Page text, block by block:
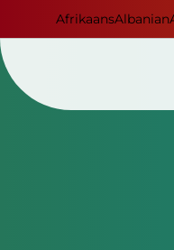
AfrikaansAlbanian